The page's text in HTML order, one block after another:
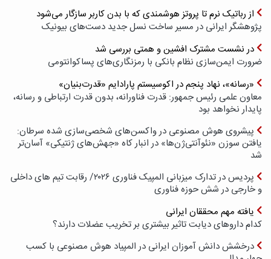
از رباتیک نرم تا پروتز هوشمندی که با بدن کاربر سازگار می‌شود
پژوهشگر ایرانی در مسیر ساخت نسل جدید دست‌های بیونیک
در نشست مشترک افشین و همتی بررسی شد
ضرورت ایمن‌سازی نظام بانکی با رمزنگاری‌های پسا‌کوانتومی
«رسانه»، نهاد پنجم در اکوسیستم پارادایم «قدرت‌بنیان»
معاون علمی رئیس جمهور: قدرت فناورانه، بدون قدرت ارتباطی و رسانه،
پایدار نخواهد بود
پیشروی هوش مصنوعی در واکسن‌های شخصی‌سازی شده سرطان:
یافتن سوزن «نئوآنتی‌ژن‌ها» در انبار کاه «جهش‌های ژنتیکی» آسان‌تر
شد
پردیس در تدارک میزبانی المپیک فناوری ۲۰۲۶/ رقابت تیم های داخلی
و خارجی در شش حوزه فناوری
یافته مهم محققان ایرانی
کدام داروهای دیابت تاثیر بیشتری بر تخریب عضلات دارند؟
درخشش دانش آموزان ایرانی در المپیاد هوش مصنوعی با کسب